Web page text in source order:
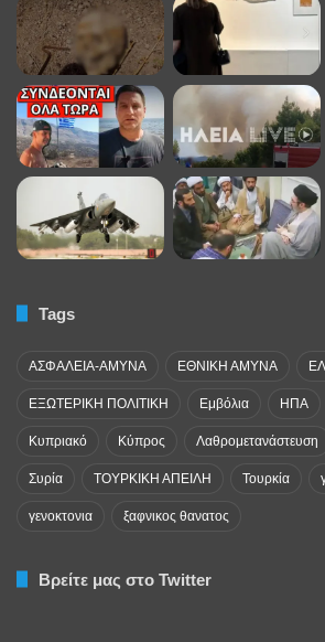
Tags
ΑΣΦΑΛΕΙΑ-ΑΜΥΝΑ ΕΘΝΙΚΗ ΑΜΥΝΑ
ΕΞΩΤΕΡΙΚΗ ΠΟΛΙΤΙΚΗ Εμβόλια ΗΠΑ
Κυπριακό Κύπρος Λαθρομετανάστευση
Συρία ΤΟΥΡΚΙΚΗ ΑΠΕΙΛΗ Τουρκία
γενοκτονια ξαφνικος θανατος
Βρείτε μας στο Twitter